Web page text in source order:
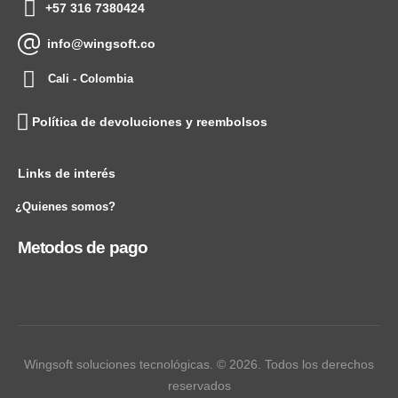
+57 316 7380424
info@wingsoft.co
Cali - Colombia
Política de devoluciones y reembolsos
Links de interés
¿Quienes somos?
Metodos de pago
Wingsoft soluciones tecnológicas. © 2026. Todos los derechos
reservados